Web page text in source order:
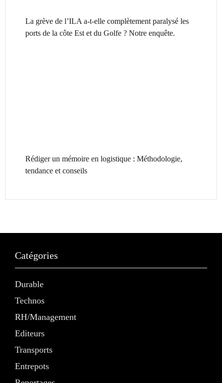
La grève de l’ILA a-t-elle complètement paralysé les
ports de la côte Est et du Golfe ? Notre enquête.
Rédiger un mémoire en logistique : Méthodologie,
tendance et conseils
Catégories
Durable
Technos
RH/Management
Editeurs
Transports
Entrepots